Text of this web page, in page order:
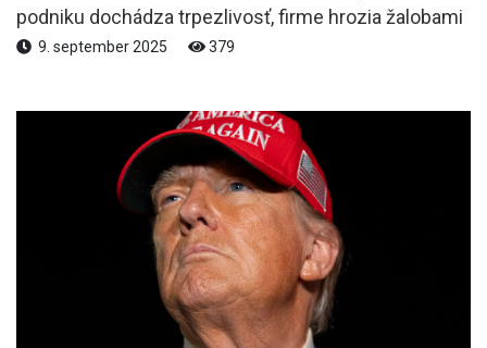
podniku dochádza trpezlivosť, firme hrozia žalobami
9. september 2025 379